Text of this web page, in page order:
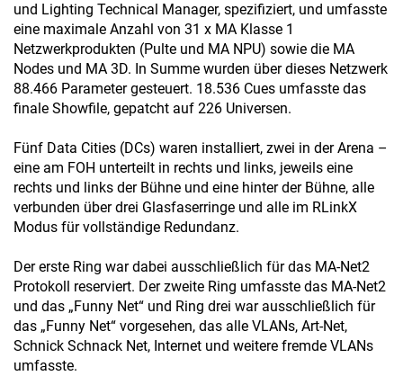
und Lighting Technical Manager, spezifiziert, und umfasste
eine maximale Anzahl von 31 x MA Klasse 1
Netzwerkprodukten (Pulte und MA NPU) sowie die MA
Nodes und MA 3D. In Summe wurden über dieses Netzwerk
88.466 Parameter gesteuert. 18.536 Cues umfasste das
finale Showfile, gepatcht auf 226 Universen.
Fünf Data Cities (DCs) waren installiert, zwei in der Arena –
eine am FOH unterteilt in rechts und links, jeweils eine
rechts und links der Bühne und eine hinter der Bühne, alle
verbunden über drei Glasfaserringe und alle im RLinkX
Modus für vollständige Redundanz.
Der erste Ring war dabei ausschließlich für das MA-Net2
Protokoll reserviert. Der zweite Ring umfasste das MA-Net2
und das „Funny Net“ und Ring drei war ausschließlich für
das „Funny Net“ vorgesehen, das alle VLANs, Art-Net,
Schnick Schnack Net, Internet und weitere fremde VLANs
umfasste.